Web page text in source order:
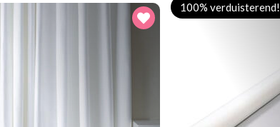
100% verduisterend!